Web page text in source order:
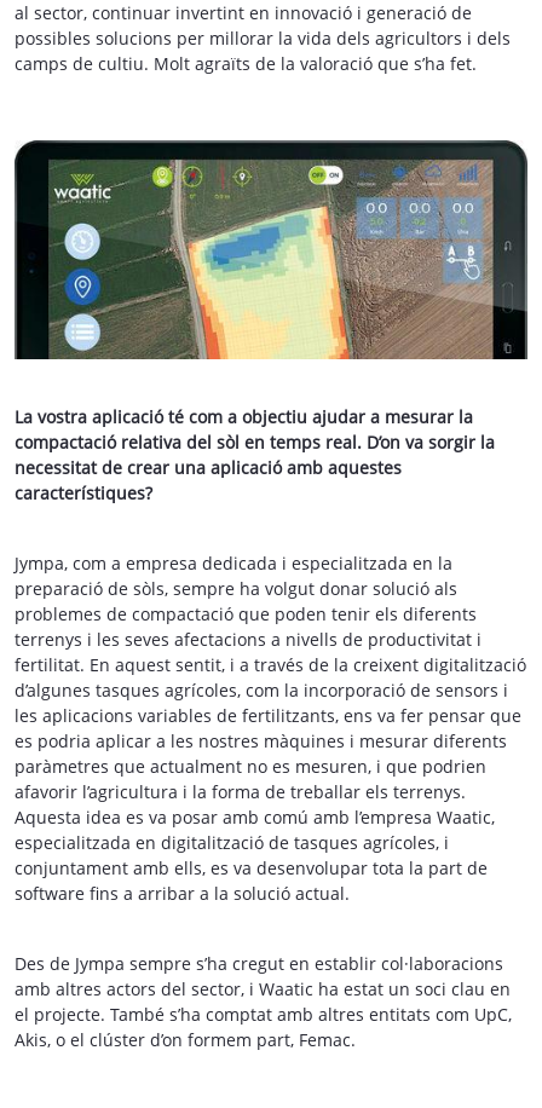
al sector, continuar invertint en innovació i generació de
possibles solucions per millorar la vida dels agricultors i dels
camps de cultiu. Molt agraïts de la valoració que s’ha fet.
La vostra aplicació té com a objectiu ajudar a mesurar la
compactació relativa del sòl en temps real. D’on va sorgir la
necessitat de crear una aplicació amb aquestes
característiques?
Jympa, com a empresa dedicada i especialitzada en la
preparació de sòls, sempre ha volgut donar solució als
problemes de compactació que poden tenir els diferents
terrenys i les seves afectacions a nivells de productivitat i
fertilitat. En aquest sentit, i a través de la creixent digitalització
d’algunes tasques agrícoles, com la incorporació de sensors i
les aplicacions variables de fertilitzants, ens va fer pensar que
es podria aplicar a les nostres màquines i mesurar diferents
paràmetres que actualment no es mesuren, i que podrien
afavorir l’agricultura i la forma de treballar els terrenys.
Aquesta idea es va posar amb comú amb l’empresa Waatic,
especialitzada en digitalització de tasques agrícoles, i
conjuntament amb ells, es va desenvolupar tota la part de
software fins a arribar a la solució actual.
Des de Jympa sempre s’ha cregut en establir col·laboracions
amb altres actors del sector, i Waatic ha estat un soci clau en
el projecte. També s’ha comptat amb altres entitats com UpC,
Akis, o el clúster d’on formem part, Femac.